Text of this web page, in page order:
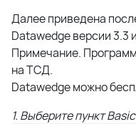
Далее приведена
Datawedge версии 3.3
Примечание.
на ТСД.
Datawedge можно
1. Выберите пункт